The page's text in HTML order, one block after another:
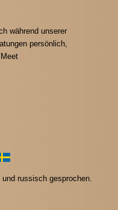
während unserer
persönlich,
russisch gesprochen.